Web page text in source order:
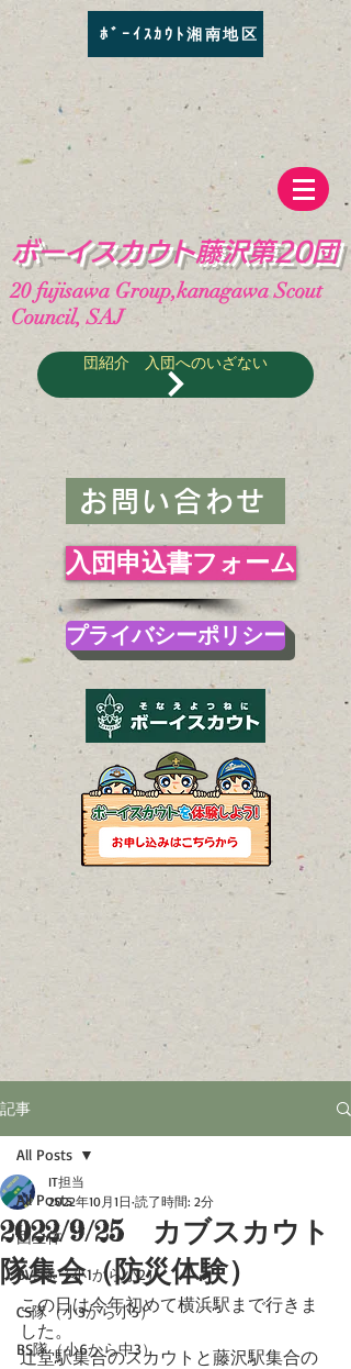
ﾎﾞｰｲｽｶｳﾄ湘南地区
​ボーイスカウト藤沢第20団
20fujisawa Group,kanagawa Scout
Council, SAJ
団紹介 入団へのいざない
お問い合わせ
入団申込書フォーム
プライバシーポリシー
記事
All Posts
団全体
BVS隊（小1から小2）
CS隊（小3から小5）
BS隊（小6から中3）
All Posts
2022/9/25 カブスカウト
隊集会（防災体験）
IT担当
2022年10月1日 読了時間: 2分
この日は今年初めて横浜駅まで行きま
した。
辻堂駅集合のスカウトと藤沢駅集合の